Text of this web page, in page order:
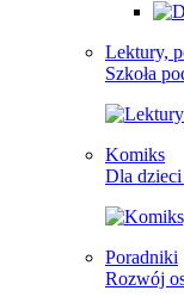
Lektury,
Szkoła
Komiks
Dla dzieci
Poradniki
Rozwój